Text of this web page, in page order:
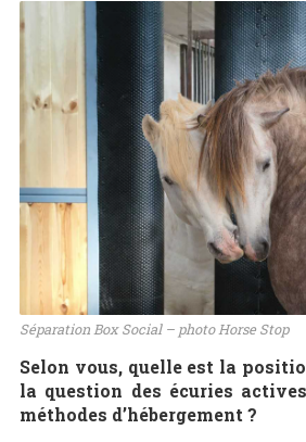
Séparation Box Social – photo Horse Stop
Selon vous, quelle est la
la question des écuries
méthodes d’hébergement ?